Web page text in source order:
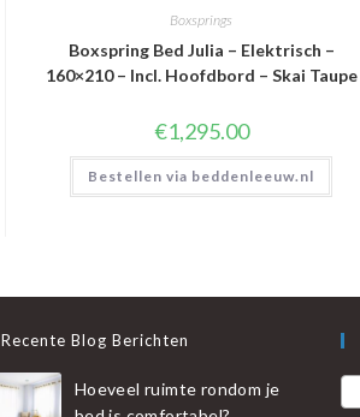
Boxsprings
Boxspring Bed Julia – Elektrisch –
160×210 – Incl. Hoofdbord – Skai Taupe
€1,295.00
Bestellen via beddenleeuw.nl
Recente Blog Berichten
Hoeveel ruimte rondom je